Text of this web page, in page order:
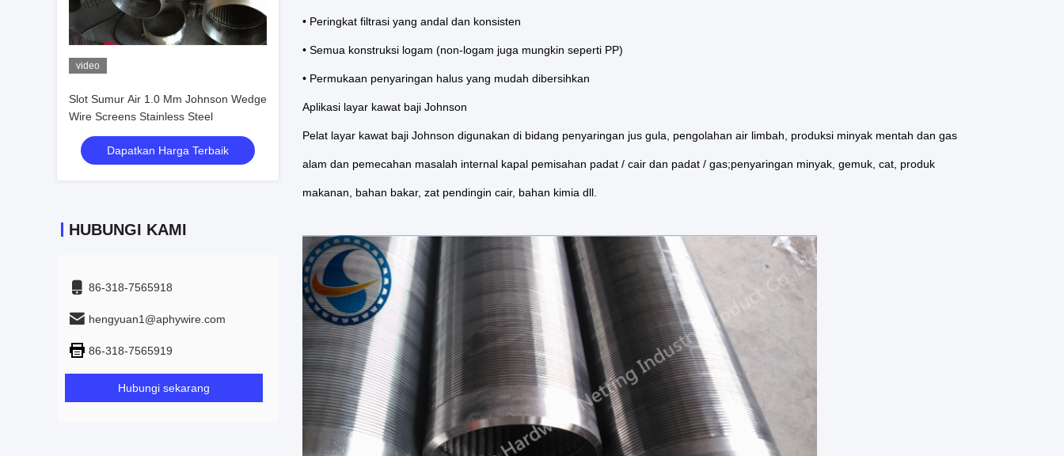
video
Slot Sumur Air 1.0 Mm Johnson Wedge
Wire Screens Stainless Steel
Dapatkan Harga Terbaik
HUBUNGI KAMI
86-318-7565918
hengyuan1@aphywire.com
86-318-7565919
Hubungi sekarang
• Peringkat filtrasi yang andal dan konsisten
• Semua konstruksi logam (non-logam juga mungkin seperti PP)
• Permukaan penyaringan halus yang mudah dibersihkan
Aplikasi layar kawat baji Johnson
Pelat layar kawat baji Johnson digunakan di bidang penyaringan jus gula, pengolahan air limbah, produksi minyak mentah dan gas
alam dan pemecahan masalah internal kapal pemisahan padat / cair dan padat / gas;penyaringan minyak, gemuk, cat, produk
makanan, bahan bakar, zat pendingin cair, bahan kimia dll.